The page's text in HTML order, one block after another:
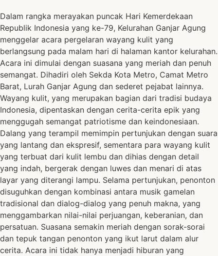
Dalam rangka merayakan puncak Hari Kemerdekaan
Republik Indonesia yang ke-79, Kelurahan Ganjar Agung
menggelar acara pergelaran wayang kulit yang
berlangsung pada malam hari di halaman kantor kelurahan.
Acara ini dimulai dengan suasana yang meriah dan penuh
semangat. Dihadiri oleh Sekda Kota Metro, Camat Metro
Barat, Lurah Ganjar Agung dan sederet pejabat lainnya.
Wayang kulit, yang merupakan bagian dari tradisi budaya
Indonesia, dipentaskan dengan cerita-cerita epik yang
menggugah semangat patriotisme dan keindonesiaan.
Dalang yang terampil memimpin pertunjukan dengan suara
yang lantang dan ekspresif, sementara para wayang kulit
yang terbuat dari kulit lembu dan dihias dengan detail
yang indah, bergerak dengan luwes dan menari di atas
layar yang diterangi lampu. Selama pertunjukan, penonton
disuguhkan dengan kombinasi antara musik gamelan
tradisional dan dialog-dialog yang penuh makna, yang
menggambarkan nilai-nilai perjuangan, keberanian, dan
persatuan. Suasana semakin meriah dengan sorak-sorai
dan tepuk tangan penonton yang ikut larut dalam alur
cerita. Acara ini tidak hanya menjadi hiburan yang